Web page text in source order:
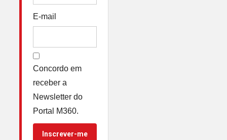
E-mail
Concordo em
receber a
Newsletter do
Portal M360.
Inscrever-me